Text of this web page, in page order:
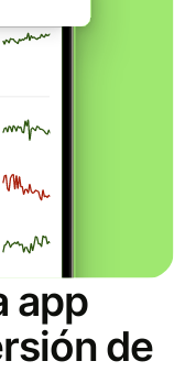
app
de